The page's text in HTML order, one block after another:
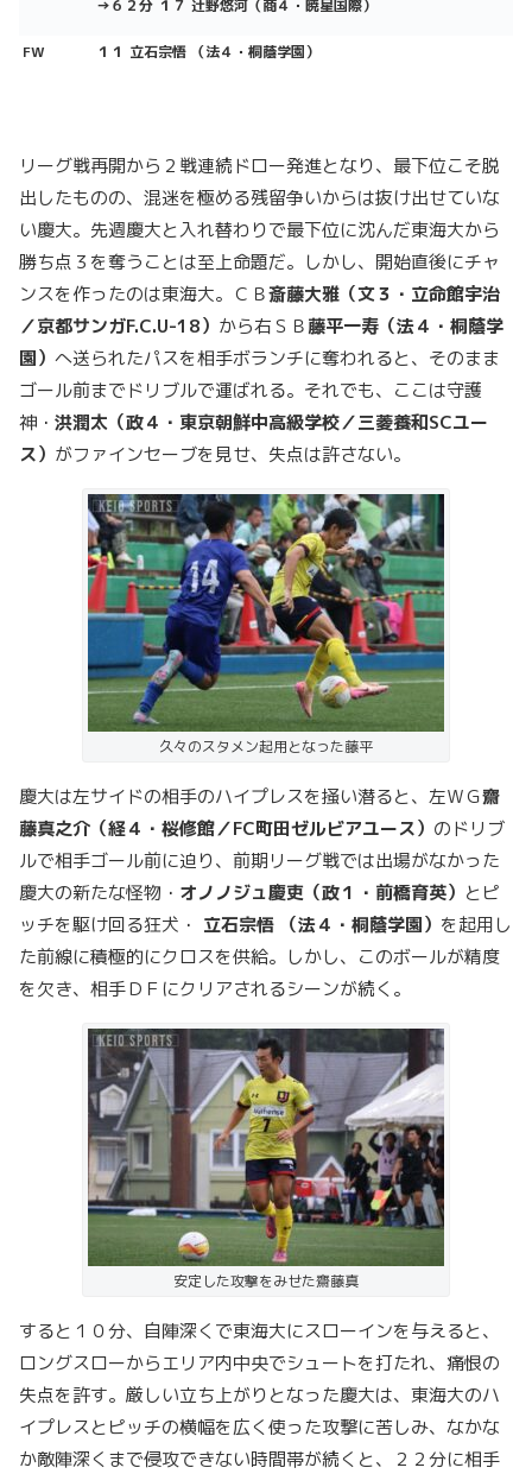
→６２分 １７ 辻野悠河（商４・暁星国際）
FW １１ 立石宗悟 （法４・桐蔭学園）
リーグ戦再開から２戦連続ドロー発進となり、最下位こそ脱
出したものの、混迷を極める残留争いからは抜け出せていな
い慶大。先週慶大と入れ替わりで最下位に沈んだ東海大から
勝ち点３を奪うことは至上命題だ。しかし、開始直後にチャ
ンスを作ったのは東海大。ＣＢ斎藤大雅（文３・立命館宇治
／京都サンガF.C.U-18） から右ＳＢ藤平一寿（法４・桐蔭学
園） へ送られたパスを相手ボランチに奪われると、そのまま
ゴール前までドリブルで運ばれる。それでも、ここは守護
神・ 洪潤太（政４・東京朝鮮中高級学校／三菱養和SCユー
ス） がファインセーブを見せ、失点は許さない。
久々のスタメン起用となった藤平
慶大は左サイドの相手のハイプレスを掻い潜ると、左ＷＧ齋
藤真之介（経４・桜修館／FC町田ゼルビアユース） のドリブ
ルで相手ゴール前に迫り、前期リーグ戦では出場がなかった
慶大の新たな怪物・ オノノジュ慶吏（政１・前橋育英） とピ
ッチを駆け回る狂犬・ 立石宗悟 （法４・桐蔭学園） を起用し
た前線に積極的にクロスを供給。しかし、このボールが精度
を欠き、相手ＤＦにクリアされるシーンが続く。
安定した攻撃をみせた齋藤真
すると１０分、自陣深くで東海大にスローインを与えると、
ロングスローからエリア内中央でシュートを打たれ、痛恨の
失点を許す。厳しい立ち上がりとなった慶大は、東海大のハ
イプレスとピッチの横幅を広く使った攻撃に苦しみ、なかな
か敵陣深くまで侵攻できない時間帯が続くと、２２分に相手